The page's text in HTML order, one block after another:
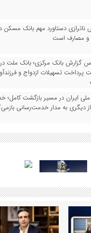
دستاورد مهم بانک مسکن
و مصارف است
گزارش بانک مرکزی؛ بانک ملت در
تسهیلات ازدواج و
ایران در مسیر بازگشت کامل؛
دیگری به مدار خدمت‌رسانی